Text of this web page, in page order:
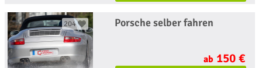
204 Porsche selber fahren
ab 150 €